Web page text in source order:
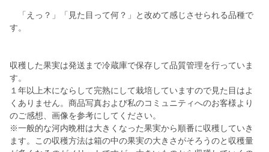
「えっ？」「見た目って何？」と改めて感じさせられる品種で
す。
収穫した果実は発送まで冷蔵庫で保存して品質管理を行っていま
す。
１年以上木にならして完熟にして栽培していますので見た目はよ
くありません。商品写真および私のコミュニティへのお客様より
のご感想、画像を参考にしてください。
※一般的な河内晩柑は大きくなった果実から順番に収穫していき
ます。この収穫方法は箱の中の果実の大きさがそろうのと収穫量